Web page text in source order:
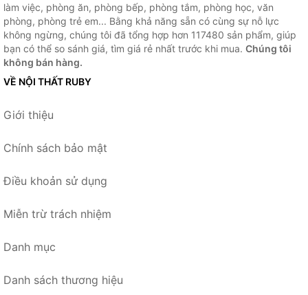
làm việc, phòng ăn, phòng bếp, phòng tắm, phòng học, văn
phòng, phòng trẻ em... Bằng khả năng sẵn có cùng sự nỗ lực
không ngừng, chúng tôi đã tổng hợp hơn 117480 sản phẩm, giúp
bạn có thể so sánh giá, tìm giá rẻ nhất trước khi mua. Chúng tôi
không bán hàng.
VỀ NỘI THẤT RUBY
Giới thiệu
Chính sách bảo mật
Điều khoản sử dụng
Miễn trừ trách nhiệm
Danh mục
Danh sách thương hiệu